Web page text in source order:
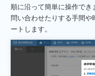
順に沿って簡単に操作でき
問い合わせたりする手間
ートします。